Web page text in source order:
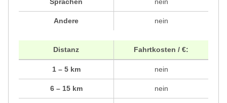
Andere nein
Distanz
1 – 5 km
6 – 15 km
Fahrtkosten / €:
nein
nein